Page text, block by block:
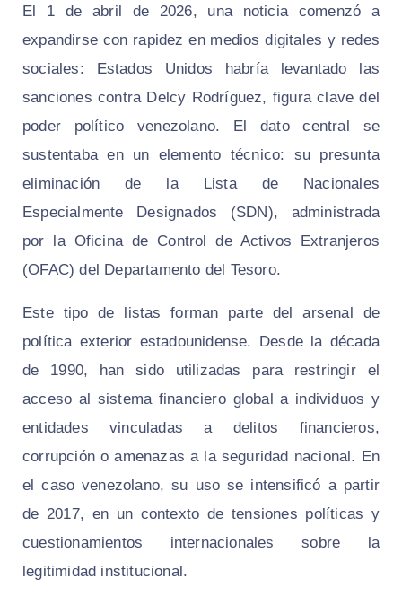
El 1 de abril de 2026, una noticia comenzó a
expandirse con rapidez en medios digitales y redes
sociales: Estados Unidos habría levantado las
sanciones contra Delcy Rodríguez, figura clave del
poder político venezolano. El dato central se
sustentaba en un elemento técnico: su presunta
eliminación de la Lista de Nacionales
Especialmente Designados (SDN), administrada
por la Oficina de Control de Activos Extranjeros
(OFAC) del Departamento del Tesoro.
Este tipo de listas forman parte del arsenal de
política exterior estadounidense. Desde la década
de 1990, han sido utilizadas para restringir el
acceso al sistema financiero global a individuos y
entidades vinculadas a delitos financieros,
corrupción o amenazas a la seguridad nacional. En
el caso venezolano, su uso se intensificó a partir
de 2017, en un contexto de tensiones políticas y
cuestionamientos internacionales sobre la
legitimidad institucional.